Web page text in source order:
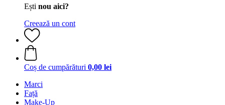
Ești nou aici?
Creează un cont
Coș de cumpărături 0,00 lei
Marci
Față
Make-Up